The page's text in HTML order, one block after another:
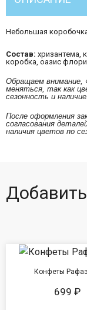
Небольшая
Состав: хризантема,
коробка, оазис
Обращаем внимание,
меняться, так как
сезонность и
После оформления
согласования
наличия цветов по
Конфеты
699 ₽